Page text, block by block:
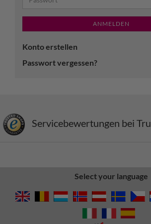
ANMELDEN
Konto erstellen
Passwort vergessen?
Servicebewertungen bei
Select your language